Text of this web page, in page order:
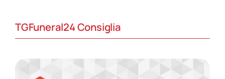
TGFuneral24 Consiglia